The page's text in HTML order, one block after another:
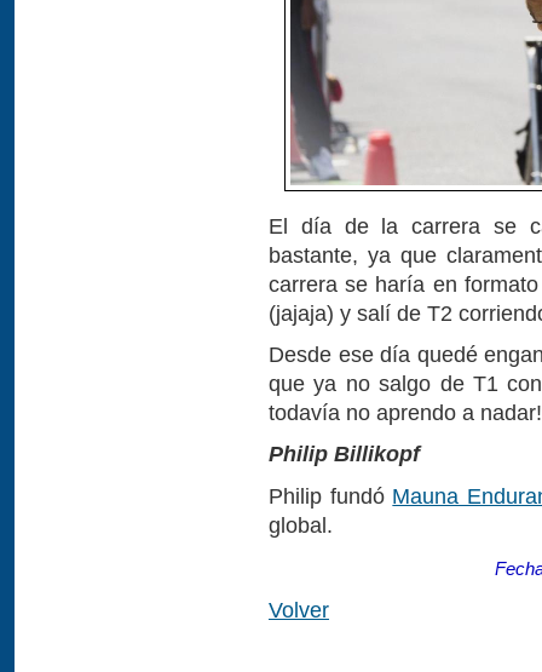
El día de la carrera se
bastante, ya que
carrera se haría en
(jajaja) y salí de T2
Desde ese día quedé
que ya no salgo de T1
todavía no aprendo a nadar!
Philip Billikopf
Philip fundó Mauna
global.
Volver